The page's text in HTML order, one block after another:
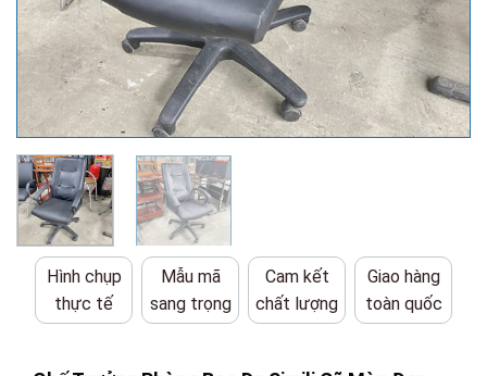
Hình chụp
thực tế
Mẫu mã
sang trọng
Cam kết
chất lượng
Giao hàng
toàn quốc